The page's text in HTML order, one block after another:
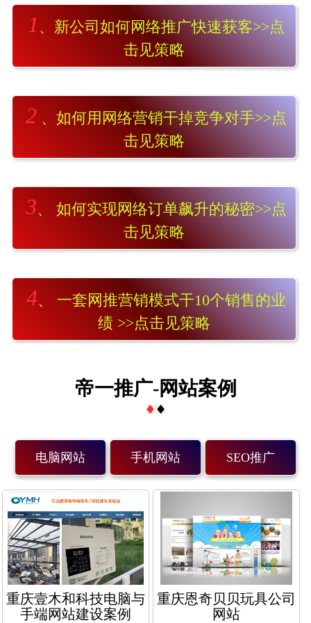
1 、新公司如何网络推广快速获客>>点
击见策略
2 、如何用网络营销干掉竞争对手>>点
击见策略
3、 如何实现网络订单飙升的秘密>>点
击见策略
4、 一套网推营销模式干10个销售的业
绩 >>点击见策略
帝一推广-网站案例
电脑网站 手机网站 SEO推广
重庆壹木和科技电脑与
手端网站建设案例
重庆恩奇贝贝玩具公司
网站